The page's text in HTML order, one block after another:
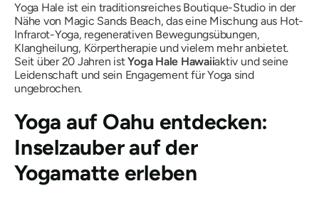
Yoga Hale ist ein traditionsreiches Boutique-Studio in der
Nähe von Magic Sands Beach, das eine Mischung aus Hot-
Infrarot-Yoga, regenerativen Bewegungsübungen,
Klangheilung, Körpertherapie und vielem mehr anbietet.
Seit über 20 Jahren istYoga Hale Hawaiiaktiv und seine
Leidenschaft und sein Engagement für Yoga sind
ungebrochen.
Yoga auf Oahu entdecken:
Inselzauber auf der
Yogamatte erleben